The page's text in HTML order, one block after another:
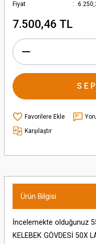
Fiyat
7.500,46 TL
Karşılaştır
Ürün Bilgisi
İncelemekte olduğunuz
KELEBEK GÖVDESİ 50X